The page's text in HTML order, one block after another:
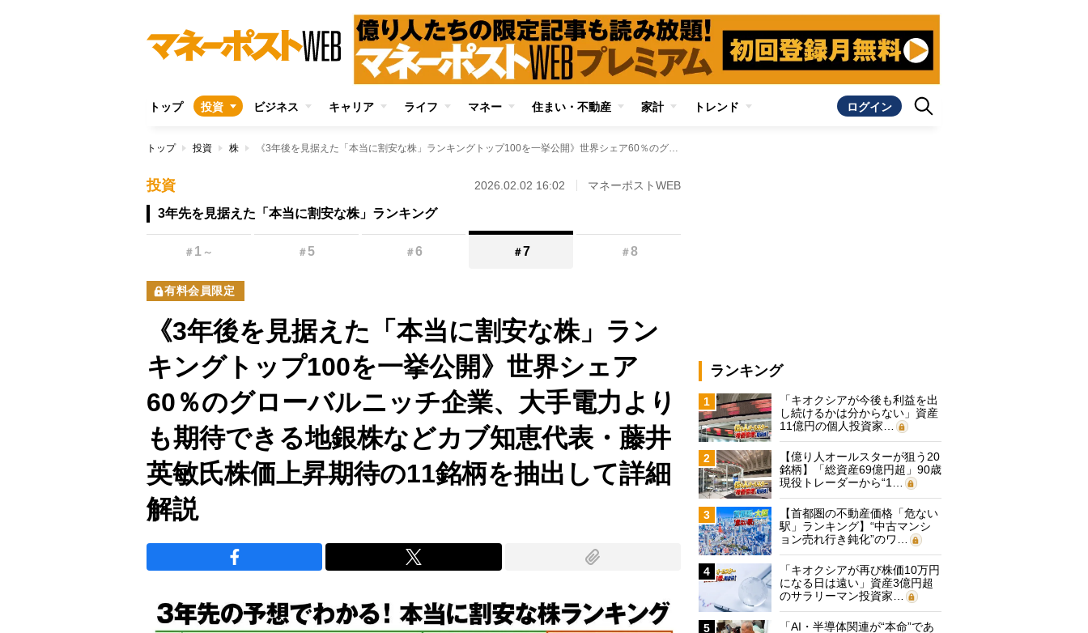
トップ 投資 ビジネス キャリア ライフ マネー 住まい・不動産 家計 トレンド ログイン
トップ 投資 株 《3年後を見据えた「本当に割安な株」ランキングトップ100を一挙公開》世界シェア60％のグローバルニッチ企業、大手電力よりも期待できる地銀株などカブ知恵代表・藤井英敏氏株価上昇期待の11銘柄を抽出して詳細解説
投資 2026.02.02 16:02 マネーポストWEB
3年先を見据えた「本当に割安な株」ランキング
＃ 1 ～ ＃5 ＃6 ＃7 ＃8
有料会員限定
《3年後を見据えた「本当に割安な株」ラン
キングトップ100を一挙公開》世界シェア
60％のグローバルニッチ企業、大手電力より
も期待できる地銀株などカブ知恵代表・藤井
英敏氏株価上昇期待の11銘柄を抽出して詳細
解説
ランキング
1
「キオクシアが今後も利益を出
し続けるかは分からない」資産
11億円の個人投資家…
2
【億り人オールスターが狙う20
銘柄】「総資産69億円超」90歳
現役トレーダーから“1…
3
【首都圏の不動産価格「危ない
駅」ランキング】“中古マンシ
ョン売れ行き鈍化”のワ…
4
「キオクシアが再び株価10万円
になる日は遠い」資産3億円超
のサラリーマン投資家…
5
「AI・半導体関連が“本命”であ